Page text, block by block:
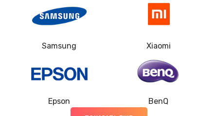
Samsung Xiaomi
Epson BenQ